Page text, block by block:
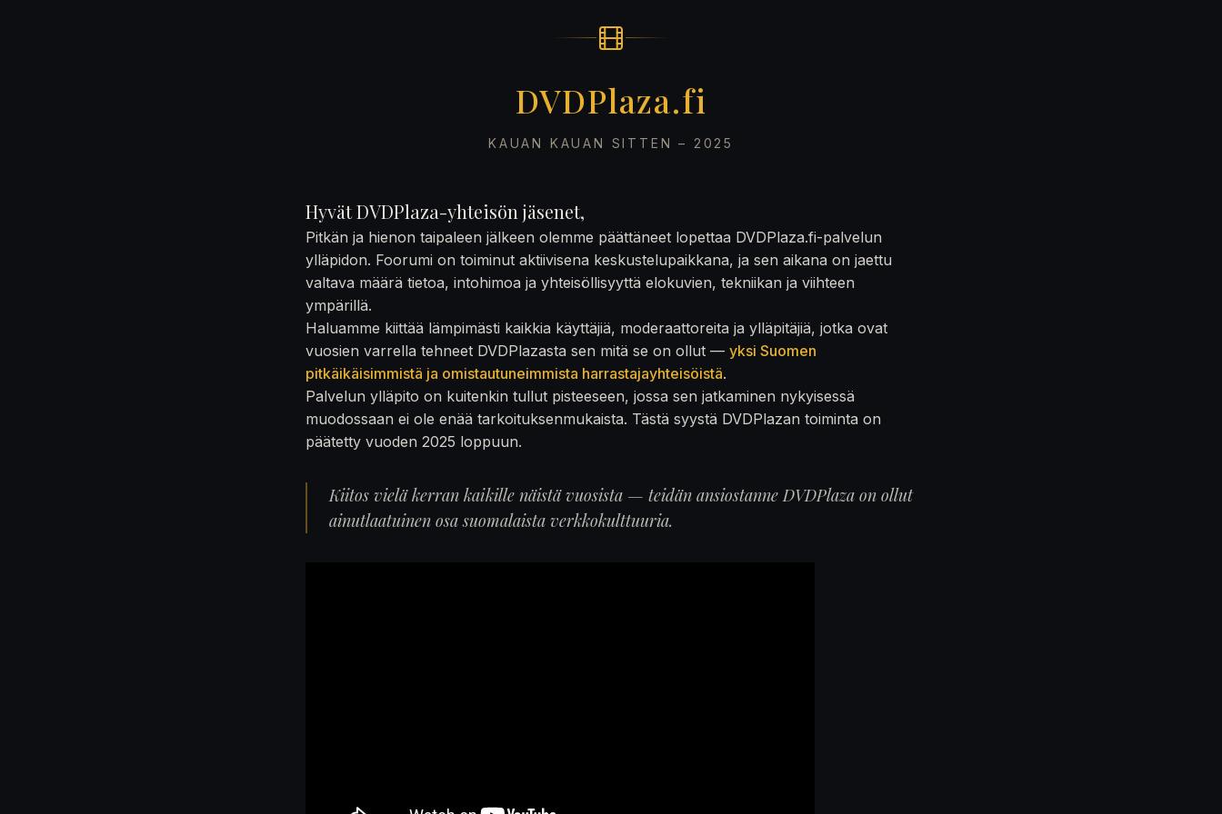
DVDPlaza.fi
KAUAN KAUAN SITTEN – 2025
Hyvät DVDPlaza-yhteisön jäsenet,
Pitkän ja hienon taipaleen jälkeen olemme päättäneet lopettaa DVDPlaza.fi-palvelun
ylläpidon. Foorumi on toiminut aktiivisena keskustelupaikkana, ja sen aikana on jaettu
valtava määrä tietoa, intohimoa ja yhteisöllisyyttä elokuvien, tekniikan ja viihteen
ympärillä.
Haluamme kiittää lämpimästi kaikkia käyttäjiä, moderaattoreita ja ylläpitäjiä, jotka ovat
vuosien varrella tehneet DVDPlazasta sen mitä se on ollut — yksi Suomen
pitkäikäisimmistä ja omistautuneimmista harrastajayhteisöistä.
Palvelun ylläpito on kuitenkin tullut pisteeseen, jossa sen jatkaminen nykyisessä
muodossaan ei ole enää tarkoituksenmukaista. Tästä syystä DVDPlazan toiminta on
päätetty vuoden 2025 loppuun.
Kiitos vielä kerran kaikille näistä vuosista — teidän ansiostanne DVDPlaza on ollut
ainutlaatuinen osa suomalaista verkkokulttuuria.